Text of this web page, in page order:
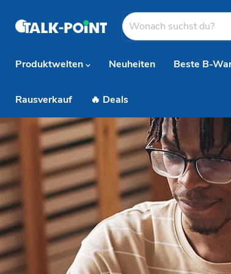
Produktwelten
Neuheiten Beste B-
Rausverkauf 🔥 Deals